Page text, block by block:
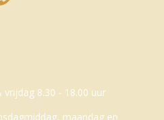
8.30 - 18.00 uur
maandag en